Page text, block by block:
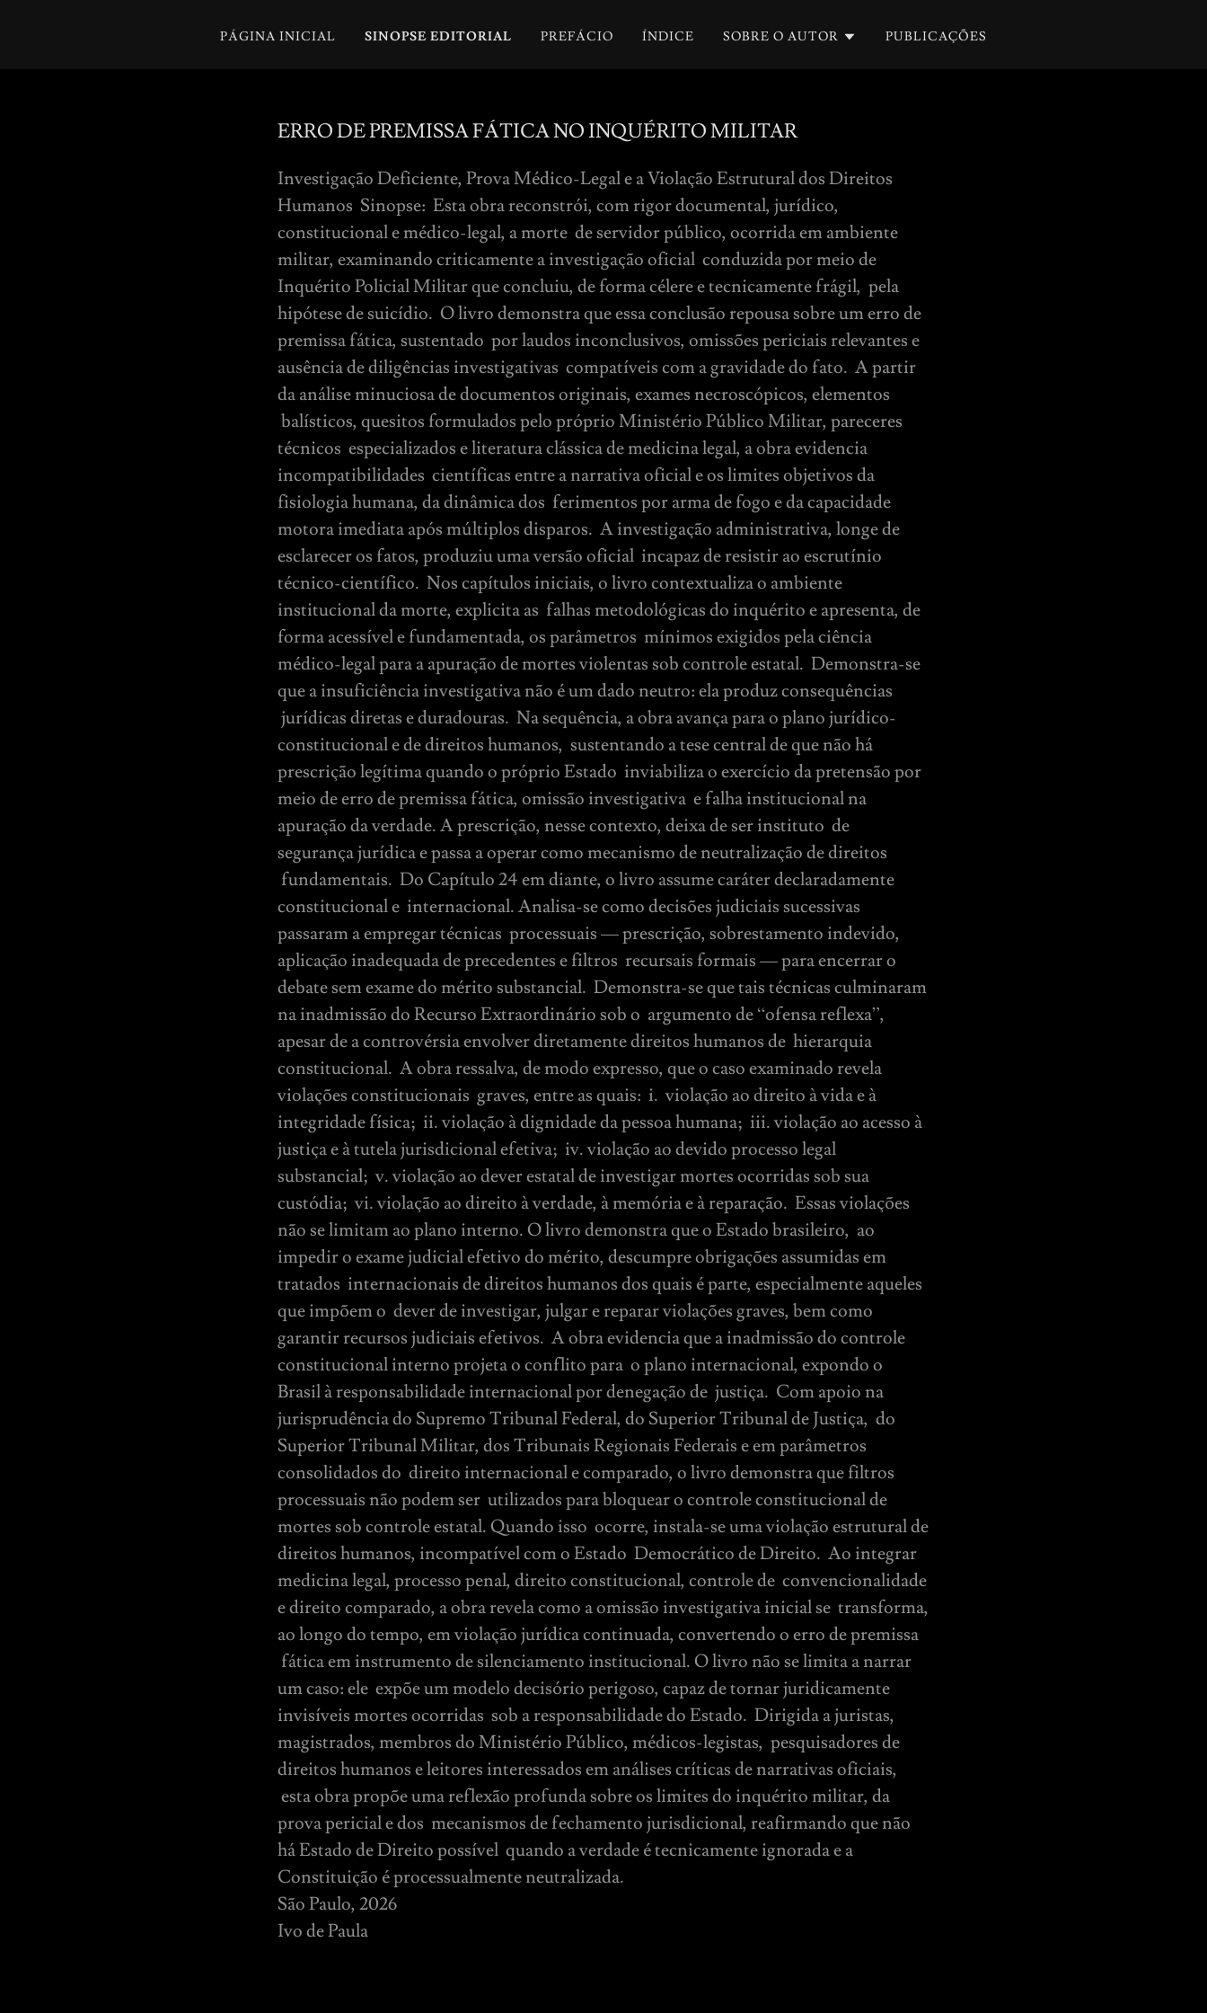
PÁGINA INICIAL SINOPSE EDITORIAL PREFÁCIO ÍNDICE SOBRE O AUTOR PUBLICAÇÕES
ERRO DE PREMISSA FÁTICA NO INQUÉRITO MILITAR
Investigação Deficiente, Prova Médico-Legal e a Violação Estrutural dos Direitos
Humanos Sinopse: Esta obra reconstrói, com rigor documental, jurídico,
constitucional e médico-legal, a morte de servidor público, ocorrida em ambiente
militar, examinando criticamente a investigação oficial conduzida por meio de
Inquérito Policial Militar que concluiu, de forma célere e tecnicamente frágil, pela
hipótese de suicídio. O livro demonstra que essa conclusão repousa sobre um erro de
premissa fática, sustentado por laudos inconclusivos, omissões periciais relevantes e
ausência de diligências investigativas compatíveis com a gravidade do fato. A partir
da análise minuciosa de documentos originais, exames necroscópicos, elementos
balísticos, quesitos formulados pelo próprio Ministério Público Militar, pareceres
técnicos especializados e literatura clássica de medicina legal, a obra evidencia
incompatibilidades científicas entre a narrativa oficial e os limites objetivos da
fisiologia humana, da dinâmica dos ferimentos por arma de fogo e da capacidade
motora imediata após múltiplos disparos. A investigação administrativa, longe de
esclarecer os fatos, produziu uma versão oficial incapaz de resistir ao escrutínio
técnico-científico. Nos capítulos iniciais, o livro contextualiza o ambiente
institucional da morte, explicita as falhas metodológicas do inquérito e apresenta, de
forma acessível e fundamentada, os parâmetros mínimos exigidos pela ciência
médico-legal para a apuração de mortes violentas sob controle estatal. Demonstra-se
que a insuficiência investigativa não é um dado neutro: ela produz consequências
jurídicas diretas e duradouras. Na sequência, a obra avança para o plano jurídico-
constitucional e de direitos humanos, sustentando a tese central de que não há
prescrição legítima quando o próprio Estado inviabiliza o exercício da pretensão por
meio de erro de premissa fática, omissão investigativa e falha institucional na
apuração da verdade. A prescrição, nesse contexto, deixa de ser instituto de
segurança jurídica e passa a operar como mecanismo de neutralização de direitos
fundamentais. Do Capítulo 24 em diante, o livro assume caráter declaradamente
constitucional e internacional. Analisa-se como decisões judiciais sucessivas
passaram a empregar técnicas processuais — prescrição, sobrestamento indevido,
aplicação inadequada de precedentes e filtros recursais formais — para encerrar o
debate sem exame do mérito substancial. Demonstra-se que tais técnicas culminaram
na inadmissão do Recurso Extraordinário sob o argumento de “ofensa reflexa”,
apesar de a controvérsia envolver diretamente direitos humanos de hierarquia
constitucional. A obra ressalva, de modo expresso, que o caso examinado revela
violações constitucionais graves, entre as quais: i. violação ao direito à vida e à
integridade física; ii. violação à dignidade da pessoa humana; iii. violação ao acesso à
justiça e à tutela jurisdicional efetiva; iv. violação ao devido processo legal
substancial; v. violação ao dever estatal de investigar mortes ocorridas sob sua
custódia; vi. violação ao direito à verdade, à memória e à reparação. Essas violações
não se limitam ao plano interno. O livro demonstra que o Estado brasileiro, ao
impedir o exame judicial efetivo do mérito, descumpre obrigações assumidas em
tratados internacionais de direitos humanos dos quais é parte, especialmente aqueles
que impõem o dever de investigar, julgar e reparar violações graves, bem como
garantir recursos judiciais efetivos. A obra evidencia que a inadmissão do controle
constitucional interno projeta o conflito para o plano internacional, expondo o
Brasil à responsabilidade internacional por denegação de justiça. Com apoio na
jurisprudência do Supremo Tribunal Federal, do Superior Tribunal de Justiça, do
Superior Tribunal Militar, dos Tribunais Regionais Federais e em parâmetros
consolidados do direito internacional e comparado, o livro demonstra que filtros
processuais não podem ser utilizados para bloquear o controle constitucional de
mortes sob controle estatal. Quando isso ocorre, instala-se uma violação estrutural de
direitos humanos, incompatível com o Estado Democrático de Direito. Ao integrar
medicina legal, processo penal, direito constitucional, controle de convencionalidade
e direito comparado, a obra revela como a omissão investigativa inicial se transforma,
ao longo do tempo, em violação jurídica continuada, convertendo o erro de premissa
fática em instrumento de silenciamento institucional. O livro não se limita a narrar
um caso: ele expõe um modelo decisório perigoso, capaz de tornar juridicamente
invisíveis mortes ocorridas sob a responsabilidade do Estado. Dirigida a juristas,
magistrados, membros do Ministério Público, médicos-legistas, pesquisadores de
direitos humanos e leitores interessados em análises críticas de narrativas oficiais,
esta obra propõe uma reflexão profunda sobre os limites do inquérito militar, da
prova pericial e dos mecanismos de fechamento jurisdicional, reafirmando que não
há Estado de Direito possível quando a verdade é tecnicamente ignorada e a
Constituição é processualmente neutralizada.
São Paulo, 2026
Ivo de Paula